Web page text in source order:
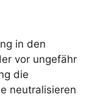
in den
vor ungefähr
die
neutralisieren